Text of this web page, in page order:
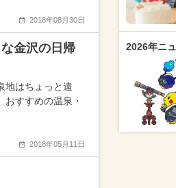
2018年08月30日
金沢の日帰
地はちょっと遠
すすめの温泉・
2018年05月11日
2026年ニ